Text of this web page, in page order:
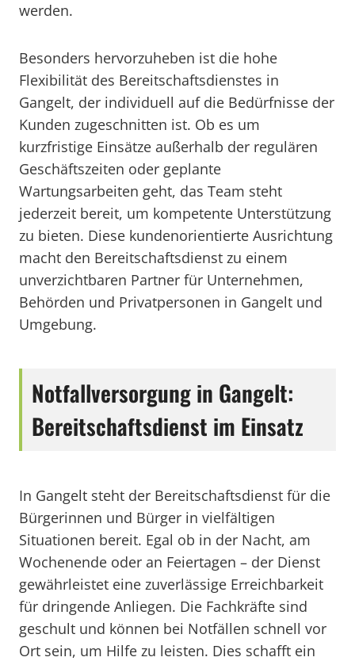
werden.
Besonders hervorzuheben ist die hohe
Flexibilität des Bereitschaftsdienstes in
Gangelt, der individuell auf die Bedürfnisse der
Kunden zugeschnitten ist. Ob es um
kurzfristige Einsätze außerhalb der regulären
Geschäftszeiten oder geplante
Wartungsarbeiten geht, das Team steht
jederzeit bereit, um kompetente Unterstützung
zu bieten. Diese kundenorientierte Ausrichtung
macht den Bereitschaftsdienst zu einem
unverzichtbaren Partner für Unternehmen,
Behörden und Privatpersonen in Gangelt und
Umgebung.
Notfallversorgung in Gangelt:
Bereitschaftsdienst im Einsatz
In Gangelt steht der Bereitschaftsdienst für die
Bürgerinnen und Bürger in vielfältigen
Situationen bereit. Egal ob in der Nacht, am
Wochenende oder an Feiertagen – der Dienst
gewährleistet eine zuverlässige Erreichbarkeit
für dringende Anliegen. Die Fachkräfte sind
geschult und können bei Notfällen schnell vor
Ort sein, um Hilfe zu leisten. Dies schafft ein